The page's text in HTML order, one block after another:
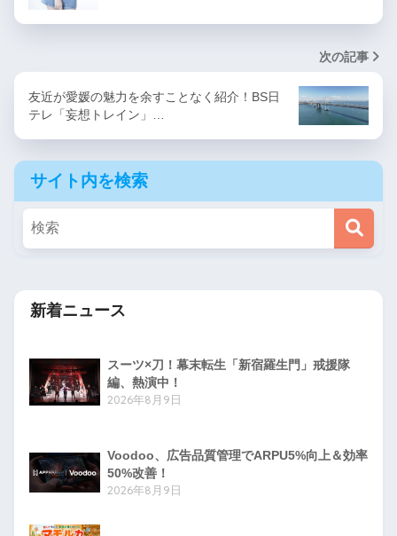
次の記事
友近が愛媛の魅力を余すことなく紹介！BS日
テレ「妄想トレイン」…
サイト内を検索
新着ニュース
スーツ×刀！幕末転生「新宿羅生門」戒援隊
編、熱演中！
2026年8月9日
Voodoo、広告品質管理でARPU5%向上＆効率
50%改善！
2026年8月9日